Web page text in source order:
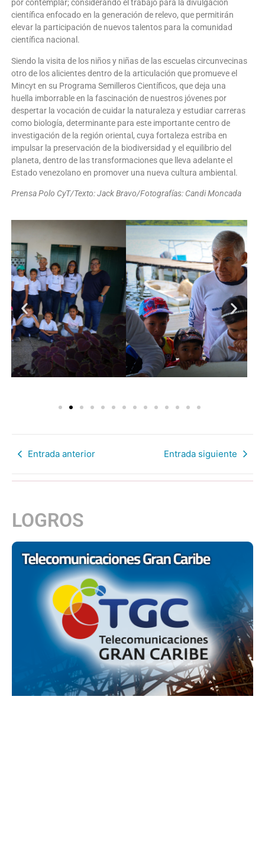
por contemplar; considerando el trabajo para la divulgación
científica enfocado en la generación de relevo, que permitirán
elevar la participación de nuevos talentos para la comunidad
científica nacional.
Siendo la visita de los niños y niñas de las escuelas circunvecinas
otro de los alicientes dentro de la articulación que promueve el
Mincyt en su Programa Semilleros Científicos, que deja una
huella imborrable en la fascinación de nuestros jóvenes por
despertar la vocación de cuidar la naturaleza y estudiar carreras
como biología, determinante para este importante centro de
investigación de la región oriental, cuya fortaleza estriba en
impulsar la preservación de la biodiversidad y el equilibrio del
planeta, dentro de las transformaciones que lleva adelante el
Estado venezolano en promover una nueva cultura ambiental.
Prensa Polo CyT/Texto: Jack Bravo/Fotografías: Candi Moncada
Entrada anterior Entrada siguiente
LOGROS